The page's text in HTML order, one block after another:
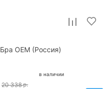
Бра OEM (Россия)
в наличии
20 338 р.